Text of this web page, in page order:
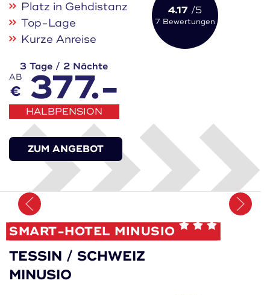
Platz in Gehdistanz
Top-Lage
Kurze Anreise
4.17 /5
7 Bewertungen
3 Tage / 2 Nächte
AB
€ 377.-
HALBPENSION
ZUM ANGEBOT
Merken
SMART-HOTEL MINUSIO
TESSIN / SCHWEIZ
MINUSIO